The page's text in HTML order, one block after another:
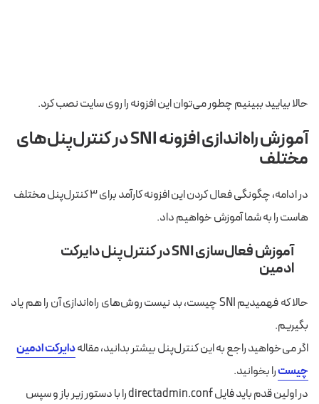
حالا بیایید ببینیم چطور می‌توان این افزونه را روی سایت نصب کرد.
آموزش راه‌اندازی افزونه SNI در کنترل‌پنل‌های
مختلف
در ادامه، چگونگی فعال کردن این افزونه کارآمد برای ۳ کنترل‌پنل مختلف
هاست را به شما آموزش خواهیم داد.
آموزش فعال‌سازی SNI در کنترل‌پنل دایرکت‌
ادمین
حالا که فهمیدیم SNI چیست، بد نیست روش‌های راه‌اندازی آن را هم یاد
بگیریم.
اگر می‌خواهید راجع به این کنترل‌پنل بیشتر بدانید، مقالهدایرکت ادمین
چیسترا بخوانید.
در اولین قدم باید فایل directadmin.conf را با دستور زیر باز و سپس